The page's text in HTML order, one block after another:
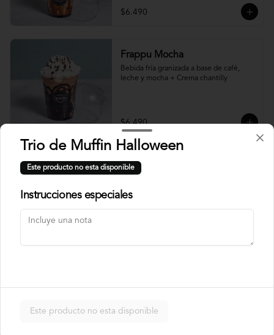
$6.490
Frappu Mocha
Bebida fría granizada a base de café,
leche y mocha + Crema chantilly
$6.490
Smoothie de Berries
Mix de berries
Vitamina Naranja 100%
Trio de Muffin Halloween
Este producto no esta disponible
Instrucciones especiales
Este producto no esta disponible